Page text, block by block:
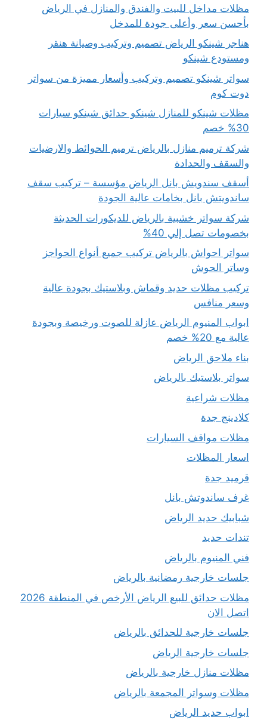
مظلات مداخل للبيت والفندق والمنازل في الرياض
بأحسن سعر وأعلى جودة للمدخل
هناجر شينكو الرياض تصميم وتركيب وصيانة هنقر
ومستودع شينكو
سواتر شينكو تصميم وتركيب وأسعار مميزة من سواتر
دوت كوم
مظلات شينكو للمنازل شينكو حدائق شينكو سيارات
30% خصم
شركة ترميم منازل بالرياض ترميم الحوائط والارضيات
والسقف والحدادة
أسقف سندويش بانل الرياض مؤسسة – تركيب سقف
ساندويتش بانل بخامات عالية الجودة
شركة سواتر خشبية بالرياض للديكورات الحديثة
بخصومات تصل إلي 40%
سواتر احواش بالرياض تركيب جميع أنواع الحواجز
وساتر الحوش
تركيب مظلات حديد وقماش وبلاستيك بجودة عالية
وسعر منافس
ابواب المنيوم الرياض عازلة للصوت ورخيصة وبجودة
عالية مع 20% خصم
بناء ملاحق الرياض
سواتر بلاستيك بالرياض
مظلات شراعية
كلادينج جدة
مظلات مواقف السيارات
اسعار المظلات
قرميد جدة
غرف ساندوتش بانل
شبابيك حديد الرياض
تندات حديد
فني المنيوم بالرياض
جلسات خارجية رمضانية بالرياض
مظلات حدائق للبيع الرياض الأرخص في المنطقة 2026
اتصل الان
جلسات خارجية للحدائق بالرياض
جلسات خارجية الرياض
مظلات منازل خارجية بالرياض
مظلات وسواتر المجمعة بالرياض
ابواب حديد الرياض